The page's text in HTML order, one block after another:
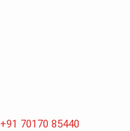
+91 70170 85440